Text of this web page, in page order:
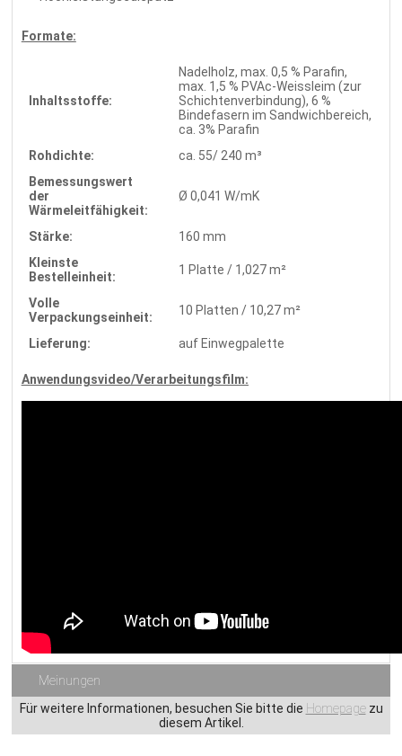
Formate:
Inhaltsstoffe:
Nadelholz, max. 0,5 % Parafin,
max. 1,5 % PVAc-Weissleim (zur
Schichtenverbindung), 6 %
Bindefasern im Sandwichbereich,
ca. 3% Parafin
Rohdichte:
ca. 55/ 240 m³
Bemessungswert
der
Wärmeleitfähigkeit:
Ø 0,041 W/mK
Stärke:
160 mm
Kleinste
Bestelleinheit:
1 Platte / 1,027 m²
Volle
Verpackungseinheit:
10 Platten / 10,27 m²
Lieferung: auf Einwegpalette
Anwendungsvideo/Verarbeitungsfilm:
Meinungen
Für weitere Informationen, besuchen Sie bitte die Homepagezu
diesem Artikel.